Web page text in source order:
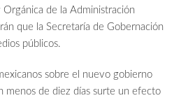
Orgánica de la Administración
que la Secretaría de Gobernación
públicos.
sobre el nuevo gobierno
menos de diez días surte un efecto